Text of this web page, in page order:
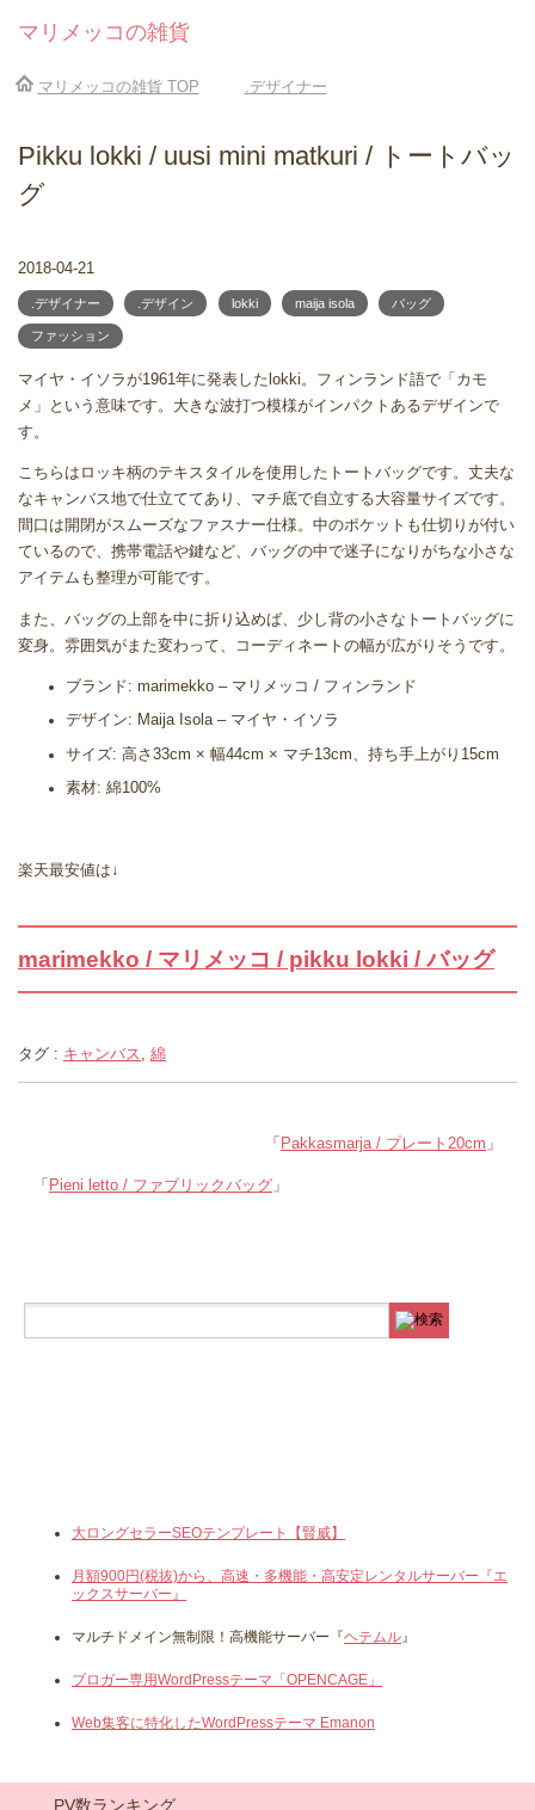
マリメッコの雑貨
マリメッコの雑貨TOP .デザイナー
Pikku lokki / uusi mini matkuri / トートバッ
グ
2018-04-21
.デザイナー .デザイン lokki maija isola バッグ
ファッション
マイヤ・イソラが1961年に発表したlokki。フィンランド語で「カモ
メ」という意味です。大きな波打つ模様がインパクトあるデザインで
す。
こちらはロッキ柄のテキスタイルを使用したトートバッグです。丈夫な
なキャンバス地で仕立ててあり、マチ底で自立する大容量サイズです。
間口は開閉がスムーズなファスナー仕様。中のポケットも仕切りが付い
ているので、携帯電話や鍵など、バッグの中で迷子になりがちな小さな
アイテムも整理が可能です。
また、バッグの上部を中に折り込めば、少し背の小さなトートバッグに
変身。雰囲気がまた変わって、コーディネートの幅が広がりそうです。
ブランド: marimekko – マリメッコ / フィンランド
デザイン: Maija Isola – マイヤ・イソラ
サイズ: 高さ33cm × 幅44cm × マチ13cm、持ち手上がり15cm
素材: 綿100%
楽天最安値は↓
marimekko / マリメッコ / pikku lokki / バッグ
タグ : キャンバス, 綿
「 Pakkasmarja / プレート20cm 」
「 Pieni letto / ファブリックバッグ 」
大ロングセラーSEOテンプレート【賢威】
月額900円(税抜)から、高速・多機能・高安定レンタルサーバー『エ
ックスサーバー』
マルチドメイン無制限！高機能サーバー『ヘテムル』
ブロガー専用WordPressテーマ「OPENCAGE」
Web集客に特化したWordPressテーマ Emanon
PV数ランキング